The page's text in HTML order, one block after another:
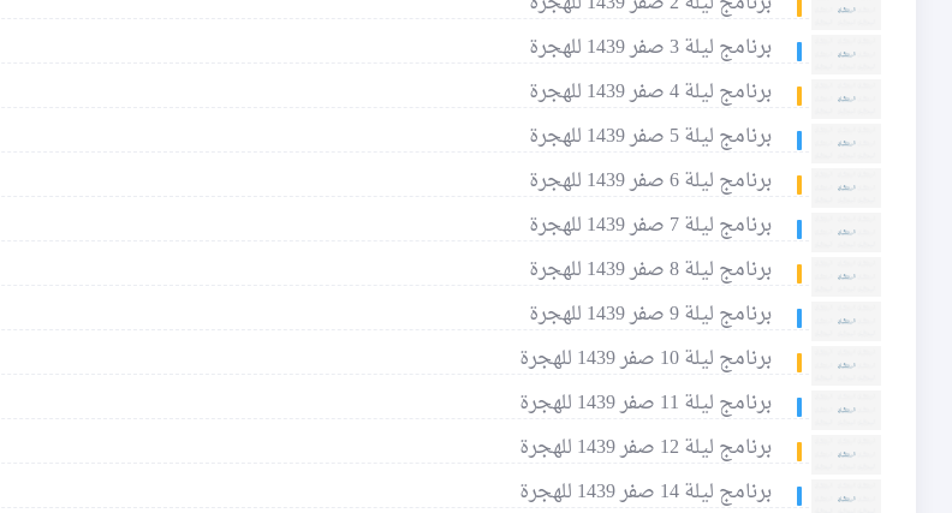
برنامج ليلة 3 صفر 1439 للهجرة
برنامج ليلة 4 صفر 1439 للهجرة
برنامج ليلة 5 صفر 1439 للهجرة
برنامج ليلة 6 صفر 1439 للهجرة
برنامج ليلة 7 صفر 1439 للهجرة
برنامج ليلة 8 صفر 1439 للهجرة
برنامج ليلة 9 صفر 1439 للهجرة
برنامج ليلة 10 صفر 1439 للهجرة
برنامج ليلة 11 صفر 1439 للهجرة
برنامج ليلة 12 صفر 1439 للهجرة
برنامج ليلة 14 صفر 1439 للهجرة